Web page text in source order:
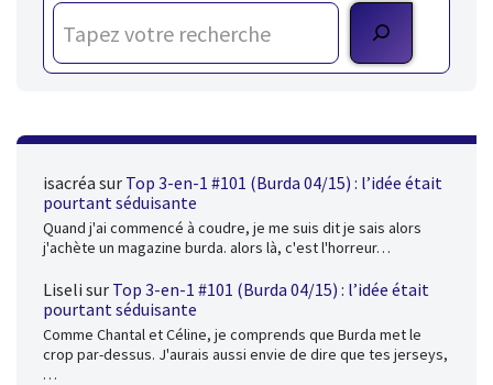
isacréa sur Top 3-en-1 #101 (Burda 04/15) : l’idée était
pourtant séduisante
Quand j'ai commencé à coudre, je me suis dit je sais alors
j'achète un magazine burda. alors là, c'est l'horreur…
Liseli sur Top 3-en-1 #101 (Burda 04/15) : l’idée était
pourtant séduisante
Comme Chantal et Céline, je comprends que Burda met le
crop par-dessus. J'aurais aussi envie de dire que tes jerseys,
…